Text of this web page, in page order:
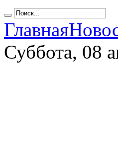
Главная
Суббота, 08